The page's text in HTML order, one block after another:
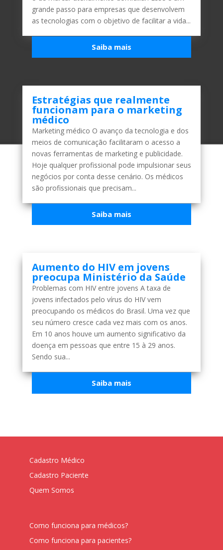
grande passo para empresas que desenvolvem
as tecnologias com o objetivo de facilitar a vida...
Saiba mais
Estratégias que realmente
funcionam para o marketing
médico
Marketing médico O avanço da tecnologia e dos
meios de comunicação facilitaram o acesso a
novas ferramentas de marketing e publicidade.
Hoje qualquer profissional pode impulsionar seus
negócios por conta desse cenário. Os médicos
são profissionais que precisam...
Saiba mais
Aumento do HIV em jovens
preocupa Ministério da Saúde
Problemas com HIV entre jovens A taxa de
jovens infectados pelo vírus do HIV vem
preocupando os médicos do Brasil. Uma vez que
seu número cresce cada vez mais com os anos.
Em 10 anos houve um aumento significativo da
doença em pessoas que entre 15 à 29 anos.
Sendo sua...
Saiba mais
Cadastro Médico
Cadastro Paciente
Quem Somos
Como funciona para médicos?
Como funciona para pacientes?